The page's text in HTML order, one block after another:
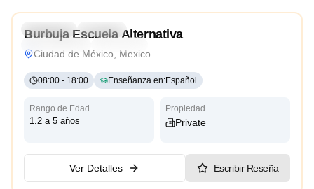
Preschool
Daycare
Burbuja Escuela Alternativa
Ciudad de México, Mexico
08:00 - 18:00 Enseñanza en:Español
Rango de Edad
1.2 a 5 años
Propiedad
Private
Ver Detalles Escribir Reseña